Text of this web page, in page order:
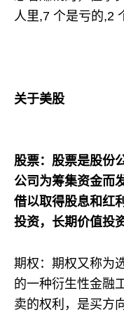
人里,7 个是亏的,2
关于美股
股票：股票是股份
公司为筹集资金而
借以取得股息和红
投资，长期价值投资
期权：期权又称为
的一种衍生性金融
卖的权利，是买方